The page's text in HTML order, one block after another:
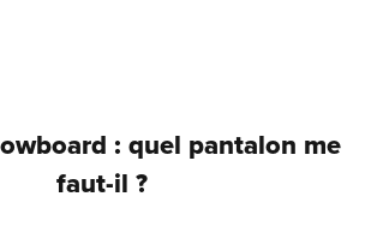
: quel pantalon me
faut-il ?